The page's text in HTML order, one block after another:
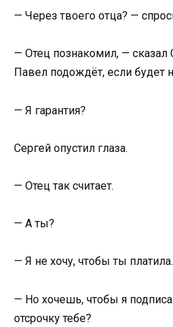
— Через твоего отца? —
— Отец познакомил, — сказал
Павел подождёт, если будет
— Я гарантия?
Сергей опустил глаза.
— Отец так считает.
— А ты?
— Я не хочу, чтобы ты платила.
— Но хочешь, чтобы я
отсрочку тебе?